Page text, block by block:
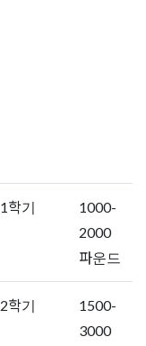
1학기
1000-
2000
파운드
2학기
1500-
3000